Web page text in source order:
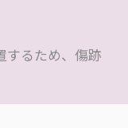
るため、傷跡